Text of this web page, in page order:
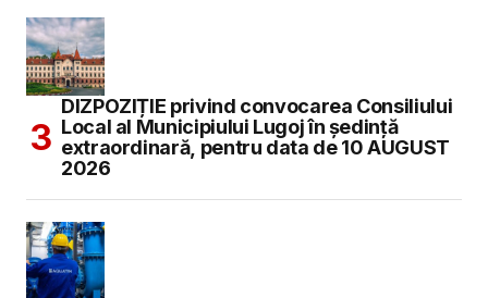
DIZPOZIȚIE privind convocarea Consiliului
Local al Municipiului Lugoj în şedinţă
extraordinară, pentru data de 10 AUGUST
2026